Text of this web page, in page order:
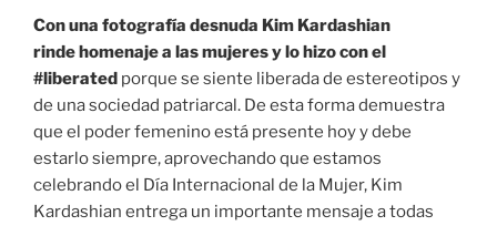
Con una fotografía desnuda Kim Kardashian
rinde homenaje a las mujeres y lo hizo con el
#liberated porque se siente liberada de estereotipos y
de una sociedad patriarcal. De esta forma demuestra
que el poder femenino está presente hoy y debe
estarlo siempre, aprovechando que estamos
celebrando el Día Internacional de la Mujer, Kim
Kardashian entrega un importante mensaje a todas